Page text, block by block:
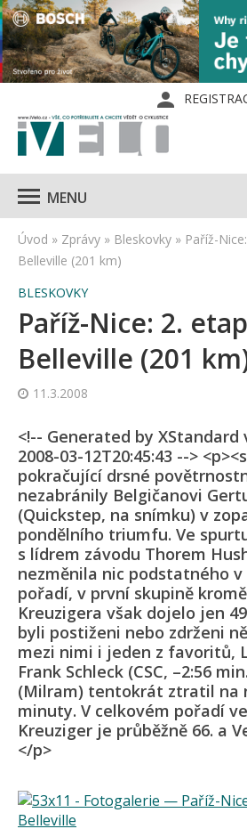
MENU
Úvod » Zprávy » Bleskovky » Paříž-
Belleville (201 km)
BLESKOVKY
Paříž-Nice: 2.
Belleville (201
11.3.2008
<!-- Generated by XStandard
2008-03-12T20:45:43 -->
pokračující drsné
nezabránily Belgičanovi
(Quickstep, na snímku) v
pondělního triumfu. Ve
s lídrem závodu Thorem
nezměnila nic podstatného v
pořadí, v první skupině
Kreuzigera však dojelo jen
byli postiženi nebo zdrženi
mezi nimi i jeden z favoritů,
Frank Schleck (CSC, –2:56
(Milram) tentokrát ztratil na
minuty. V celkovém pořadí
Kreuziger je průběžně 66. a
</p>